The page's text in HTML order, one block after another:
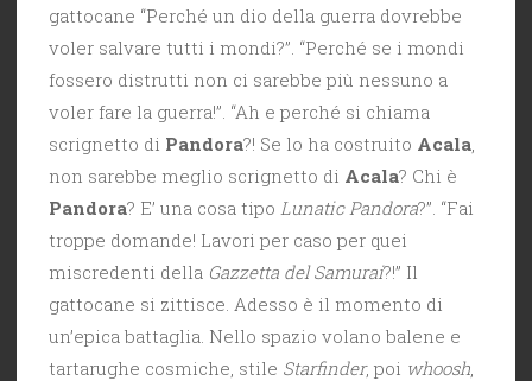
gattocane “Perché un dio della guerra dovrebbe
voler salvare tutti i mondi?”. “Perché se i mondi
fossero distrutti non ci sarebbe più nessuno a
voler fare la guerra!”. “Ah e perché si chiama
scrignetto di Pandora?! Se lo ha costruito Acala
non sarebbe meglio scrignetto di Acala? Chi è
Pandora? E’ una cosa tipo Lunatic Pandora?”. “Fai
troppe domande! Lavori per caso per quei
miscredenti della Gazzetta del Samurai?!” Il
gattocane si zittisce. Adesso è il momento di
un’epica battaglia. Nello spazio volano balene e
tartarughe cosmiche, stile Starfinder, poi whoosh